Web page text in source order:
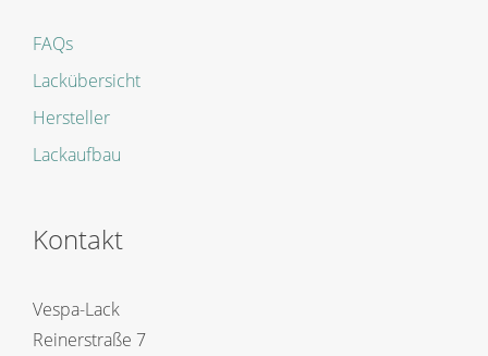
FAQs
Lackübersicht
Hersteller
Lackaufbau
Kontakt
Vespa-Lack
Reinerstraße 7